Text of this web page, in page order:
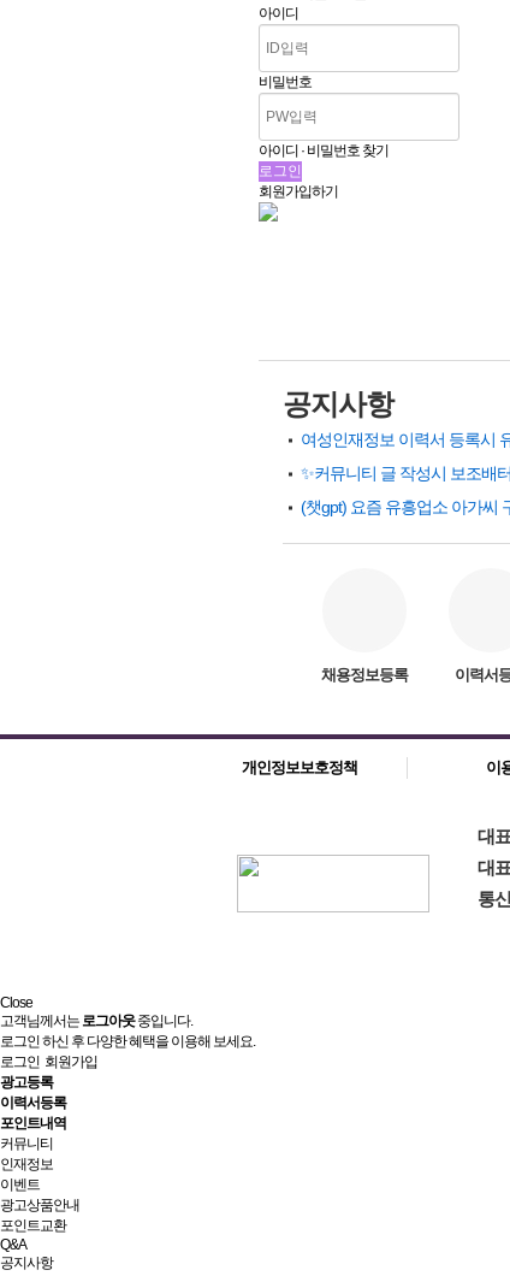
아이디
비밀번호
아이디 · 비밀번호 찾기
회원가입하기
공지사항
✨커뮤니티 글 작성시 보조배
채용정보등록 이력서
개인정보보호정책 이
대
대
통
Close
고객님께서는로그아웃중입니다.
로그인 하신 후 다양한 혜택을 이용해 보세요.
로그인 회원가입
광고등록
이력서등록
포인트내역
커뮤니티
인재정보
이벤트
광고상품안내
포인트교환
Q&A
공지사항